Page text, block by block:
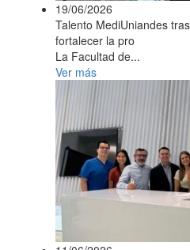
19/06/2026
Talento MediUniandes
fortalecer la pro
La Facultad de...
Ver más